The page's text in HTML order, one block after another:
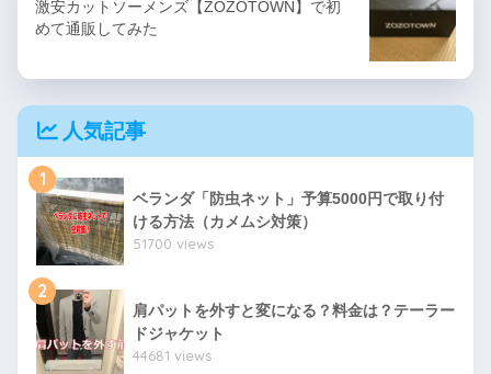
激安カットソーメンズ【ZOZOTOWN】で初
めて通販してみた
人気記事
1
ベランダ「防虫ネット」予算5000円で取り付
ける方法（カメムシ対策）
51700 views
2
肩パットを外すと変になる？料金は？テーラー
ドジャケット
44681 views